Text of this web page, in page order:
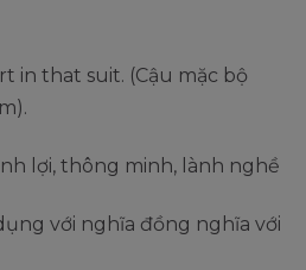
in that suit. (Cậu mặc bộ
lợi, thông minh, lành nghề
với nghĩa đồng nghĩa với